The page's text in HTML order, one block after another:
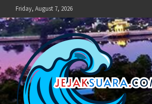
to
content
Friday, August 7, 2026